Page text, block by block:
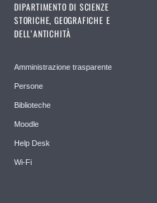
DIPARTIMENTO DI SCIENZE
STORICHE, GEOGRAFICHE E
DELL’ANTICHITÀ
Amministrazione trasparente
Persone
Biblioteche
Moodle
Help Desk
Wi-Fi